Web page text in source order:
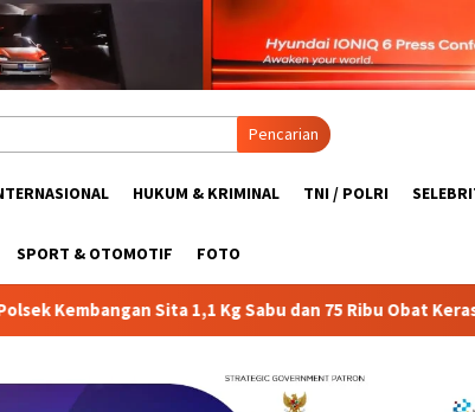
Pencarian
HUKUM & KRIMINAL TNI / POLRI
SPORT & OTOMOTIF FOTO
dan 75 Ribu Obat Keras Yonarmed 11/GG